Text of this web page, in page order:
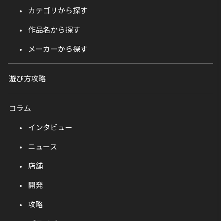
カテゴリから探す
作品名から探す
メーカーから探す
遊び方攻略
コラム
インタビュー
ニュース
店舗
開発
攻略